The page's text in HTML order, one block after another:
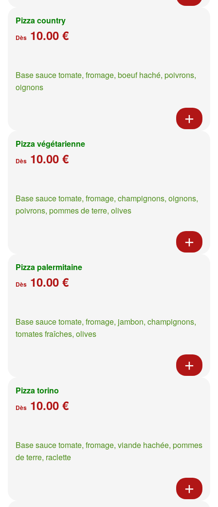
Pizza country
Dès 10.00 €
Base sauce tomate, fromage, boeuf haché, poivrons,
oignons
Pizza végétarienne
Dès 10.00 €
Base sauce tomate, fromage, champignons, oignons,
poivrons, pommes de terre, olives
Pizza palermitaine
Dès 10.00 €
Base sauce tomate, fromage, jambon, champignons,
tomates fraîches, olives
Pizza torino
Dès 10.00 €
Base sauce tomate, fromage, viande hachée, pommes
de terre, raclette